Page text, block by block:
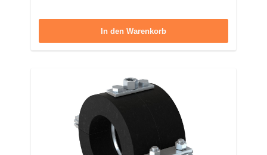
In den Warenkorb